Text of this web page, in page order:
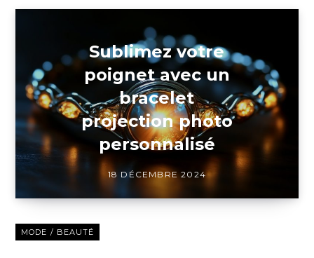
Sublimez votre
poignet avec un
bracelet
projection photo
personnalisé
18 DÉCEMBRE 2024
MODE / BEAUTÉ